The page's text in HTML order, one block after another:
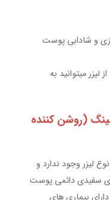
و شادابی پوست
لیزر میتوانید به
(روشن کننده
لیزر وجود ندارد و
سفیدی دائمی پوست